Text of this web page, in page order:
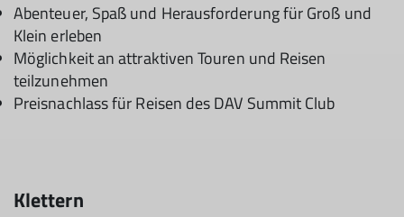
Abenteuer, Spaß und Herausforderung für Groß und
Klein erleben
Möglichkeit an attraktiven Touren und Reisen
teilzunehmen
Preisnachlass für Reisen des DAV Summit Club
Klettern